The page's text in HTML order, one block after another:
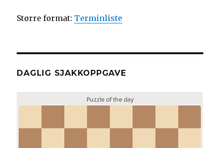
Større format: Terminliste
DAGLIG SJAKKOPPGAVE